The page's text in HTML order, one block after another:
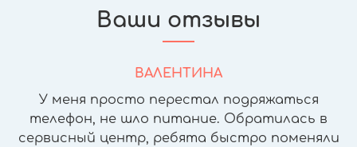
Ваши отзывы
ВАЛЕНТИНА
У меня просто перестал подряжаться
телефон, не шло питание. Обратилась в
сервисный центр, ребята быстро поменяли